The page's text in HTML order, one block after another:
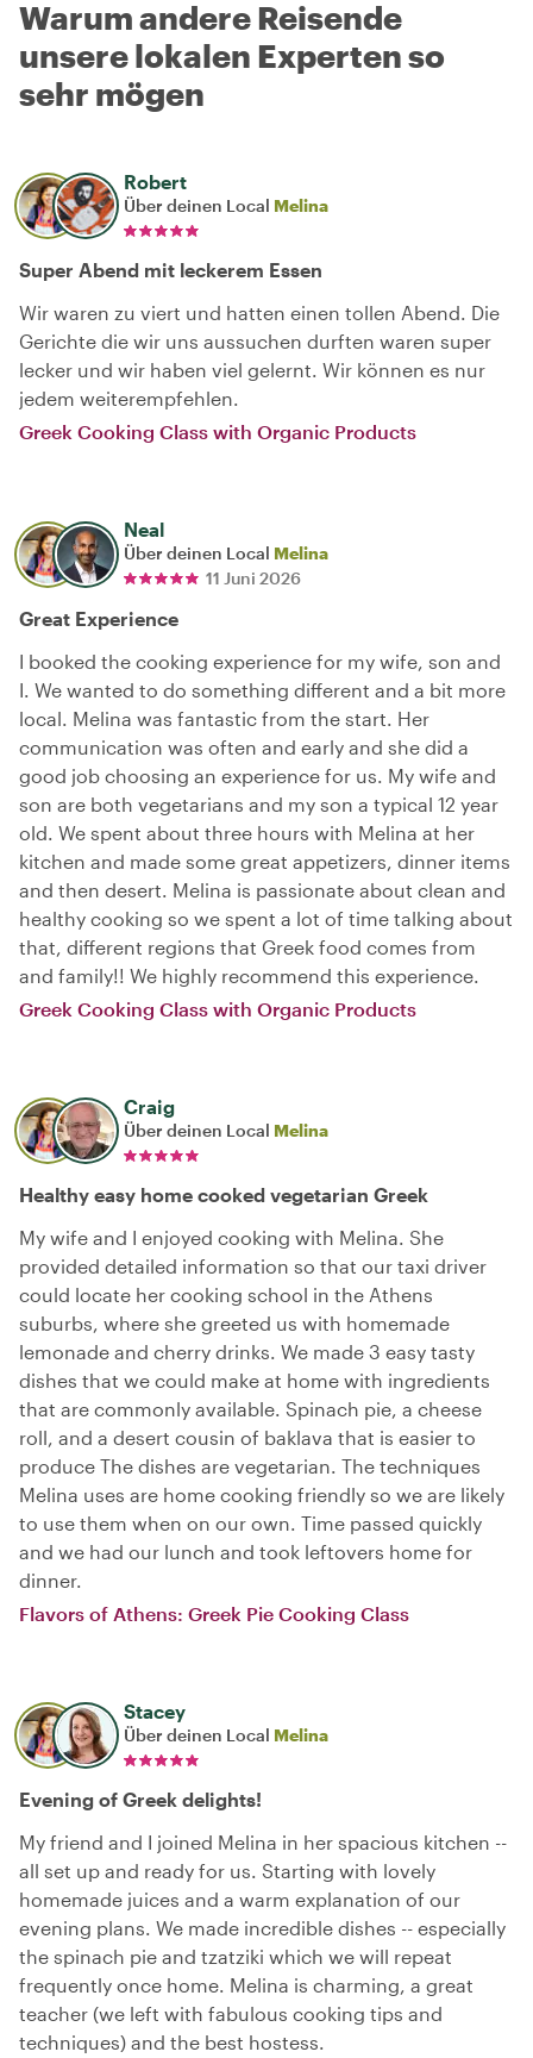
Warum andere Reisende
unsere lokalen Experten so
sehr mögen
Robert
Über deinen Local Melina
Super Abend mit leckerem Essen
Wir waren zu viert und hatten einen tollen Abend. Die
Gerichte die wir uns aussuchen durften waren super
lecker und wir haben viel gelernt. Wir können es nur
jedem weiterempfehlen.
Greek Cooking Class with Organic Products
Neal
Über deinen Local Melina
11 Juni 2026
Great Experience
I booked the cooking experience for my wife, son and
I. We wanted to do something different and a bit more
local. Melina was fantastic from the start. Her
communication was often and early and she did a
good job choosing an experience for us. My wife and
son are both vegetarians and my son a typical 12 year
old. We spent about three hours with Melina at her
kitchen and made some great appetizers, dinner items
and then desert. Melina is passionate about clean and
healthy cooking so we spent a lot of time talking about
that, different regions that Greek food comes from
and family!! We highly recommend this experience.
Greek Cooking Class with Organic Products
Craig
Über deinen Local Melina
Healthy easy home cooked vegetarian Greek
My wife and I enjoyed cooking with Melina. She
provided detailed information so that our taxi driver
could locate her cooking school in the Athens
suburbs, where she greeted us with homemade
lemonade and cherry drinks. We made 3 easy tasty
dishes that we could make at home with ingredients
that are commonly available. Spinach pie, a cheese
roll, and a desert cousin of baklava that is easier to
produce The dishes are vegetarian. The techniques
Melina uses are home cooking friendly so we are likely
to use them when on our own. Time passed quickly
and we had our lunch and took leftovers home for
dinner.
Flavors of Athens: Greek Pie Cooking Class
Stacey
Über deinen Local Melina
Evening of Greek delights!
My friend and I joined Melina in her spacious kitchen --
all set up and ready for us. Starting with lovely
homemade juices and a warm explanation of our
evening plans. We made incredible dishes -- especially
the spinach pie and tzatziki which we will repeat
frequently once home. Melina is charming, a great
teacher (we left with fabulous cooking tips and
techniques) and the best hostess.